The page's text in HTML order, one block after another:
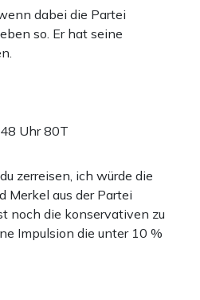
dabei die Partei
so. Er hat seine
Uhr80T
zerreisen, ich würde die
Merkel aus der Partei
noch die konservativen zu
Impulsion die unter 10 %